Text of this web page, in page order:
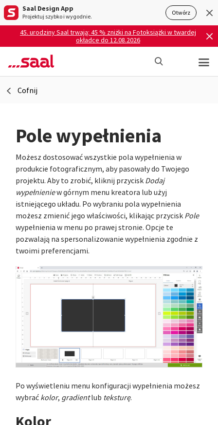
Saal Design App
Projektuj szybko i wygodnie. Otwórz
45. urodziny Saal trwają: 45 % zniżki na Fotoksiążki w twardej
okładce do 12.08.2026
Cofnij
Pole wypełnienia
Możesz dostosować wszystkie pola wypełnienia w
produkcie fotograficznym, aby pasowały do Twojego
projektu. Aby to zrobić, kliknij przycisk Dodaj
wypełnieniew górnym menu kreatora lub użyj
istniejącego układu. Po wybraniu pola wypełnienia
możesz zmienić jego właściwości, klikając przycisk Pole
wypełnienia w menu po prawej stronie. Opcje te
pozwalają na spersonalizowanie wypełnienia zgodnie z
twoimi preferencjami.
Po wyświetleniu menu konfiguracji wypełnienia możesz
wybrać kolor, gradientlub teksturę.